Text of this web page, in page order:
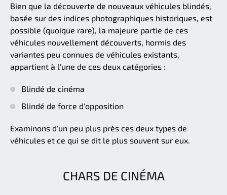
Bien que la découverte de nouveaux véhicules blindés,
basée sur des indices photographiques historiques, est
possible (quoique rare), la majeure partie de ces
véhicules nouvellement découverts, hormis des
variantes peu connues de véhicules existants,
appartient à l'une de ces deux catégories :
Blindé de cinéma
Blindé de force d'opposition
Examinons d'un peu plus près ces deux types de
véhicules et ce qui se dit le plus souvent sur eux.
CHARS DE CINÉMA